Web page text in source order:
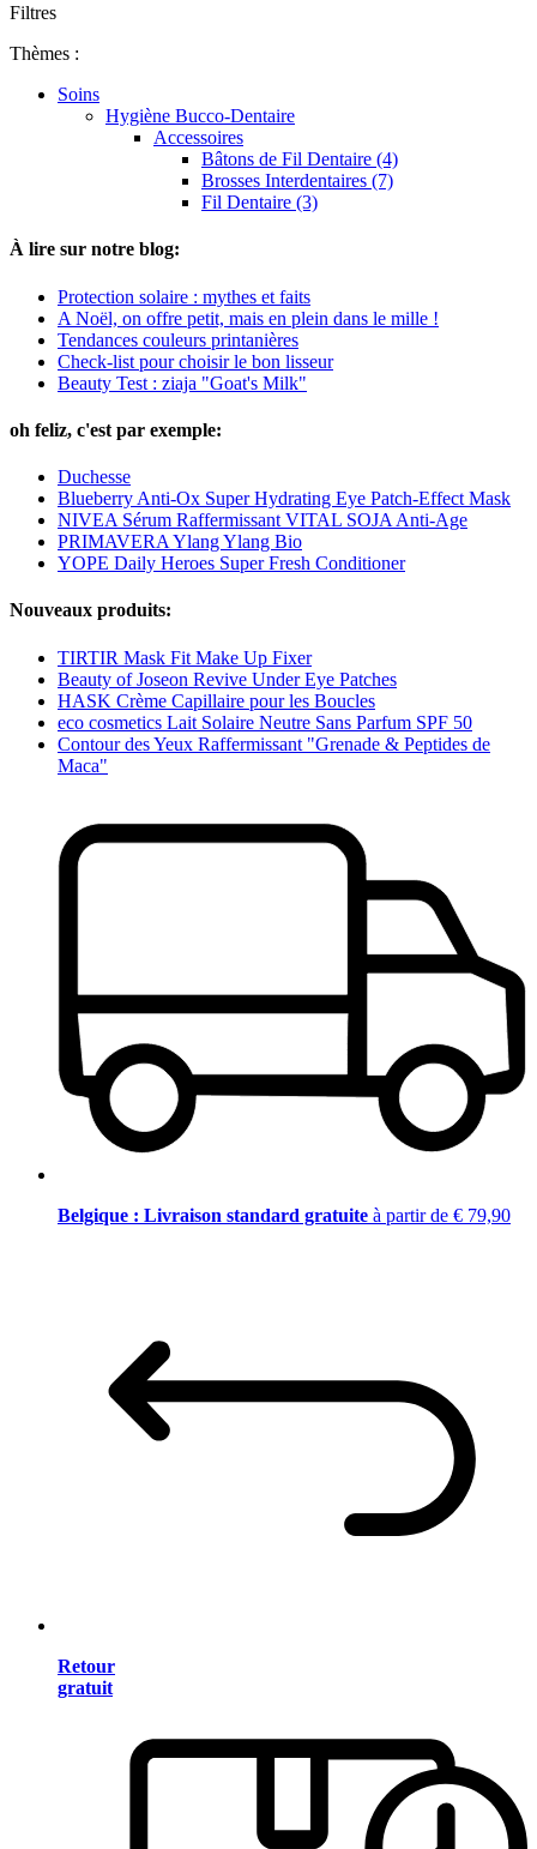
Filtres
Thèmes :
Soins
Hygiène Bucco-Dentaire
Accessoires
Bâtons de Fil Dentaire (4)
Brosses Interdentaires (7)
Fil Dentaire (3)
À lire sur notre blog:
Protection solaire : mythes et faits
A Noël, on offre petit, mais en plein dans le mille !
Tendances couleurs printanières
Check-list pour choisir le bon lisseur
Beauty Test : ziaja "Goat's Milk"
oh feliz, c'est par exemple:
Duchesse
Blueberry Anti-Ox Super Hydrating Eye Patch-Effect Mask
NIVEA Sérum Raffermissant VITAL SOJA Anti-Age
PRIMAVERA Ylang Ylang Bio
YOPE Daily Heroes Super Fresh Conditioner
Nouveaux produits:
TIRTIR Mask Fit Make Up Fixer
Beauty of Joseon Revive Under Eye Patches
HASK Crème Capillaire pour les Boucles
eco cosmetics Lait Solaire Neutre Sans Parfum SPF 50
Contour des Yeux Raffermissant "Grenade & Peptides de
Maca"
Belgique : Livraison standard gratuite à partir de € 79,90
Retour
gratuit